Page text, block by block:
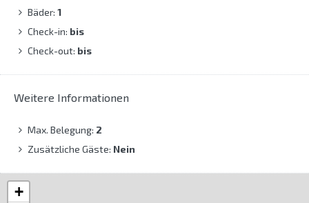
Bäder: 1
Check-in: bis
Check-out: bis
Weitere Informationen
Max. Belegung: 2
Zusätzliche Gäste: Nein
+